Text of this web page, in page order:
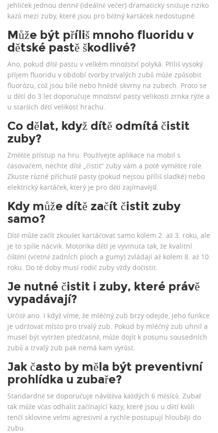
jehliček jednou denně (ideálně večer) dramaticky snižuje riziko
kazů mezi zuby, které jsou pro běžný kartáček nedostupné.
Může být příliš mnoho fluoridu v
dětské pastě škodlivé?
Ano, pokud dítě pastu v velkém množství polyká. Příliš vysoký
příjem fluoridu v období tvorby trvalých zubů může způsobit
fluorózu, což jsou bílé nebo hnědé skvrny na zubech. Proto se
u dětí do 3 let doporučuje množství pasty velikosti zrnka rýže a
u starších dětí velikost hrachu.
Co dělat, když dítě odmítá čistit
zuby?
Změňte přístup na hru. Používejte aplikace na mobil s
časovačem, nechte dítě „čistit“ zuby vám a poté vyměňte role.
Zkuste různé příchutě pasty (pokud nejsou příliš sladké) nebo
elektrický kartáček, který je pro děti zajímavější.
Kdy může dítě začít čistit zuby
samo?
Dítě může začít zkoušet kartáčovat samo kolem 2. až 3. roku, ale
je to spíše nácvik. Motorika dětí je vyvinuta tak, že kvalitní
čištění (včetně zadních ploch a gumy) zvládají až kolem 8. až 10.
roku. Do té doby musí rodič zuby vždy dočistit.
Je nutné čistit i zuby, které právě
vypadávají?
Určitě ano. I když víme, že mléčný zub brzy odejde, jeho funkce
je udržovat místo pro trvalý zub. Pokud by mléčný zub uhnil a
musel být vytržen předčasně, může dojít k posunu sousedních
zubů a trvalý zub pak nemá kam vyrůst.
Jak často by měla být preventivní
prohlídka u zubaře?
Standardně se doporučuje návštěva každých 6 měsíců. Zubař
tak může včas odhalit začínající kazy, které jsou u dětí kvůli
tenčí sklovine velmi agresivní a rychle postupují hlouběji do
zubu.